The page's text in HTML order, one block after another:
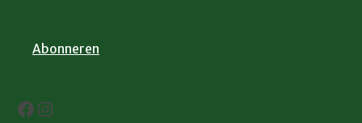
Abonneren
Facebook
Instagram